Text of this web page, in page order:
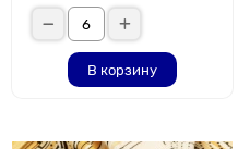
В корзину